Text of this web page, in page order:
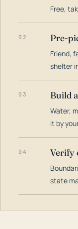
Free,
02 Pre-
Friend,
shelter
03 Build
Water,
it by
04 Verify
state